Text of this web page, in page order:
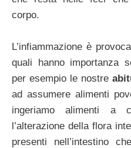
corpo.
L’infiammazione è
quali hanno importanza
per esempio le nostre
ad assumere alimenti
ingeriamo alimenti a
l’alterazione della flora
presenti nell’intestino